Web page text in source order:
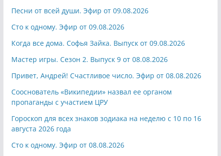
Песни от всей души. Эфир от 09.08.2026
Сто к одному. Эфир от 09.08.2026
Когда все дома. Софья Зайка. Выпуск от 09.08.2026
Мастер игры. Сезон 2. Выпуск 9 от 08.08.2026
Привет, Андрей! Счастливое число. Эфир от 08.08.2026
Сооснователь «Википедии» назвал ее органом
пропаганды с участием ЦРУ
Гороскоп для всех знаков зодиака на неделю с 10 по 16
августа 2026 года
Сто к одному. Эфир от 08.08.2026